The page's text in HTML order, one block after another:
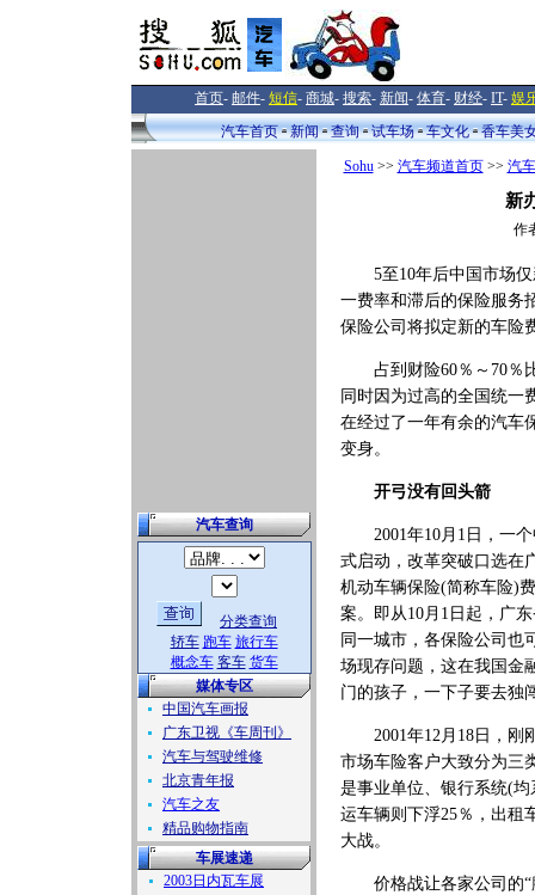
首页- 邮件- 短信- 商城- 搜索- 新闻- 体育- 财经- IT- 娱
汽车首页
新闻 查询 试车场 车文化 香车美
汽车查询
分类查询
轿车 跑车 旅行车
概念车 客车 货车
媒体专区
中国汽车画报
广东卫视《车周刊》
汽车与驾驶维修
北京青年报
汽车之友
精品购物指南
车展速递
2003日内瓦车展
Sohu>> 汽车频道首页>> 汽
新
作
5至10年后中国市场仅
一费率和滞后的保险服务
保险公司将拟定新的车险
占到财险60％～70％比
同时因为过高的全国统一
在经过了一年有余的汽车
变身。
开弓没有回头箭
2001年10月1日，一个
式启动，改革突破口选在
机动车辆保险(简称车险)
案。即从10月1日起，广
同一城市，各保险公司也
场现存问题，这在我国金
门的孩子，一下子要去独
2001年12月18日，刚
市场车险客户大致分为三
是事业单位、银行系统(
运车辆则下浮25％，出租
大战。
价格战让各家公司的“